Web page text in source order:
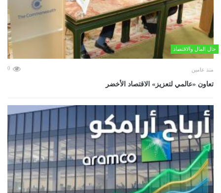
حال المال والاقتصاد
منذ عامين 0
تعاون «عالمي لتعزيز» الاقتصاد الأخضر